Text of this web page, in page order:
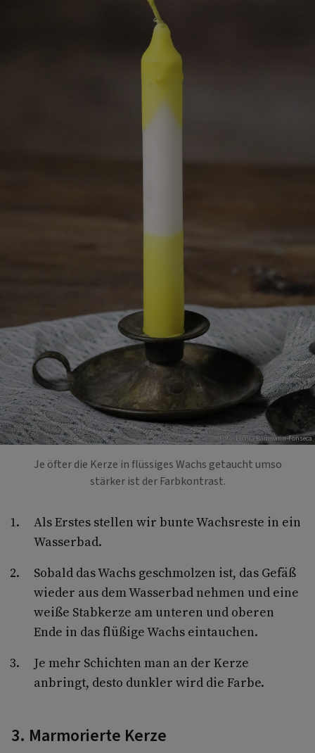
Foto: Luana Baumann-Fonseca
Je öfter die Kerze in flüssiges Wachs getaucht umso
stärker ist der Farbkontrast.
Als Erstes stellen wir bunte Wachsreste in ein
Wasserbad.
Sobald das Wachs geschmolzen ist, das Gefäß
wieder aus dem Wasserbad nehmen und eine
weiße Stabkerze am unteren und oberen
Ende in das flüßige Wachs eintauchen.
Je mehr Schichten man an der Kerze
anbringt, desto dunkler wird die Farbe.
3. Marmorierte Kerze